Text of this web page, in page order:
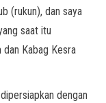
(rukun), dan saya
saat itu
Kabag Kesra
dengan